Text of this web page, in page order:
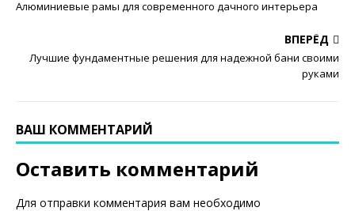
Алюминиевые рамы для современного дачного интерьера
ВПЕРЁД
Лучшие фундаментные решения для надежной бани своими
руками
ВАШ КОММЕНТАРИЙ
Оставить комментарий
Для отправки комментария вам необходимо